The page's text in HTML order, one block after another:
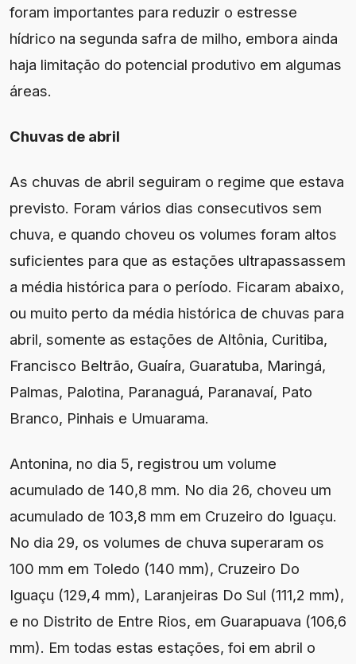
foram importantes para reduzir o estresse
hídrico na segunda safra de milho, embora ainda
haja limitação do potencial produtivo em algumas
áreas.
Chuvas de abril
As chuvas de abril seguiram o regime que estava
previsto. Foram vários dias consecutivos sem
chuva, e quando choveu os volumes foram altos
suficientes para que as estações ultrapassassem
a média histórica para o período. Ficaram abaixo,
ou muito perto da média histórica de chuvas para
abril, somente as estações de Altônia, Curitiba,
Francisco Beltrão, Guaíra, Guaratuba, Maringá,
Palmas, Palotina, Paranaguá, Paranavaí, Pato
Branco, Pinhais e Umuarama.
Antonina, no dia 5, registrou um volume
acumulado de 140,8 mm. No dia 26, choveu um
acumulado de 103,8 mm em Cruzeiro do Iguaçu.
No dia 29, os volumes de chuva superaram os
100 mm em Toledo (140 mm), Cruzeiro Do
Iguaçu (129,4 mm), Laranjeiras Do Sul (111,2 mm),
e no Distrito de Entre Rios, em Guarapuava (106,6
mm). Em todas estas estações, foi em abril o